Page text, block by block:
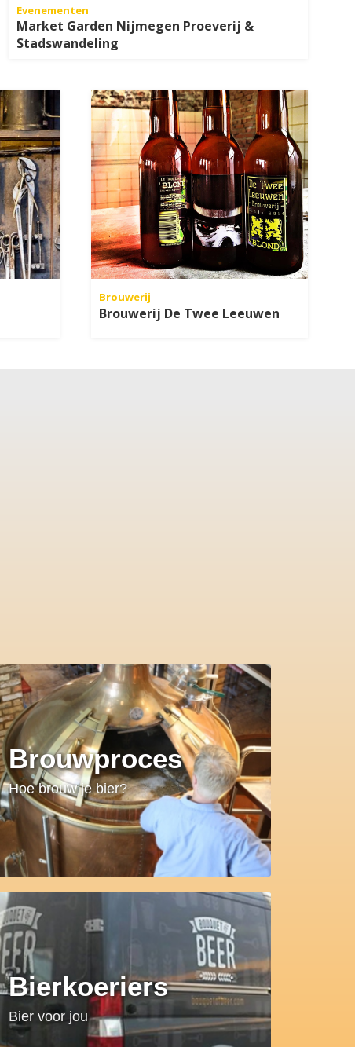
Evenementen
Market Garden Nijmegen Proeverij &
Stadswandeling
Brouwerij
Brouwerij De Twee Leeuwen
Brouwproces
Hoe brouw je bier?
Bierkoeriers
Bier voor jou